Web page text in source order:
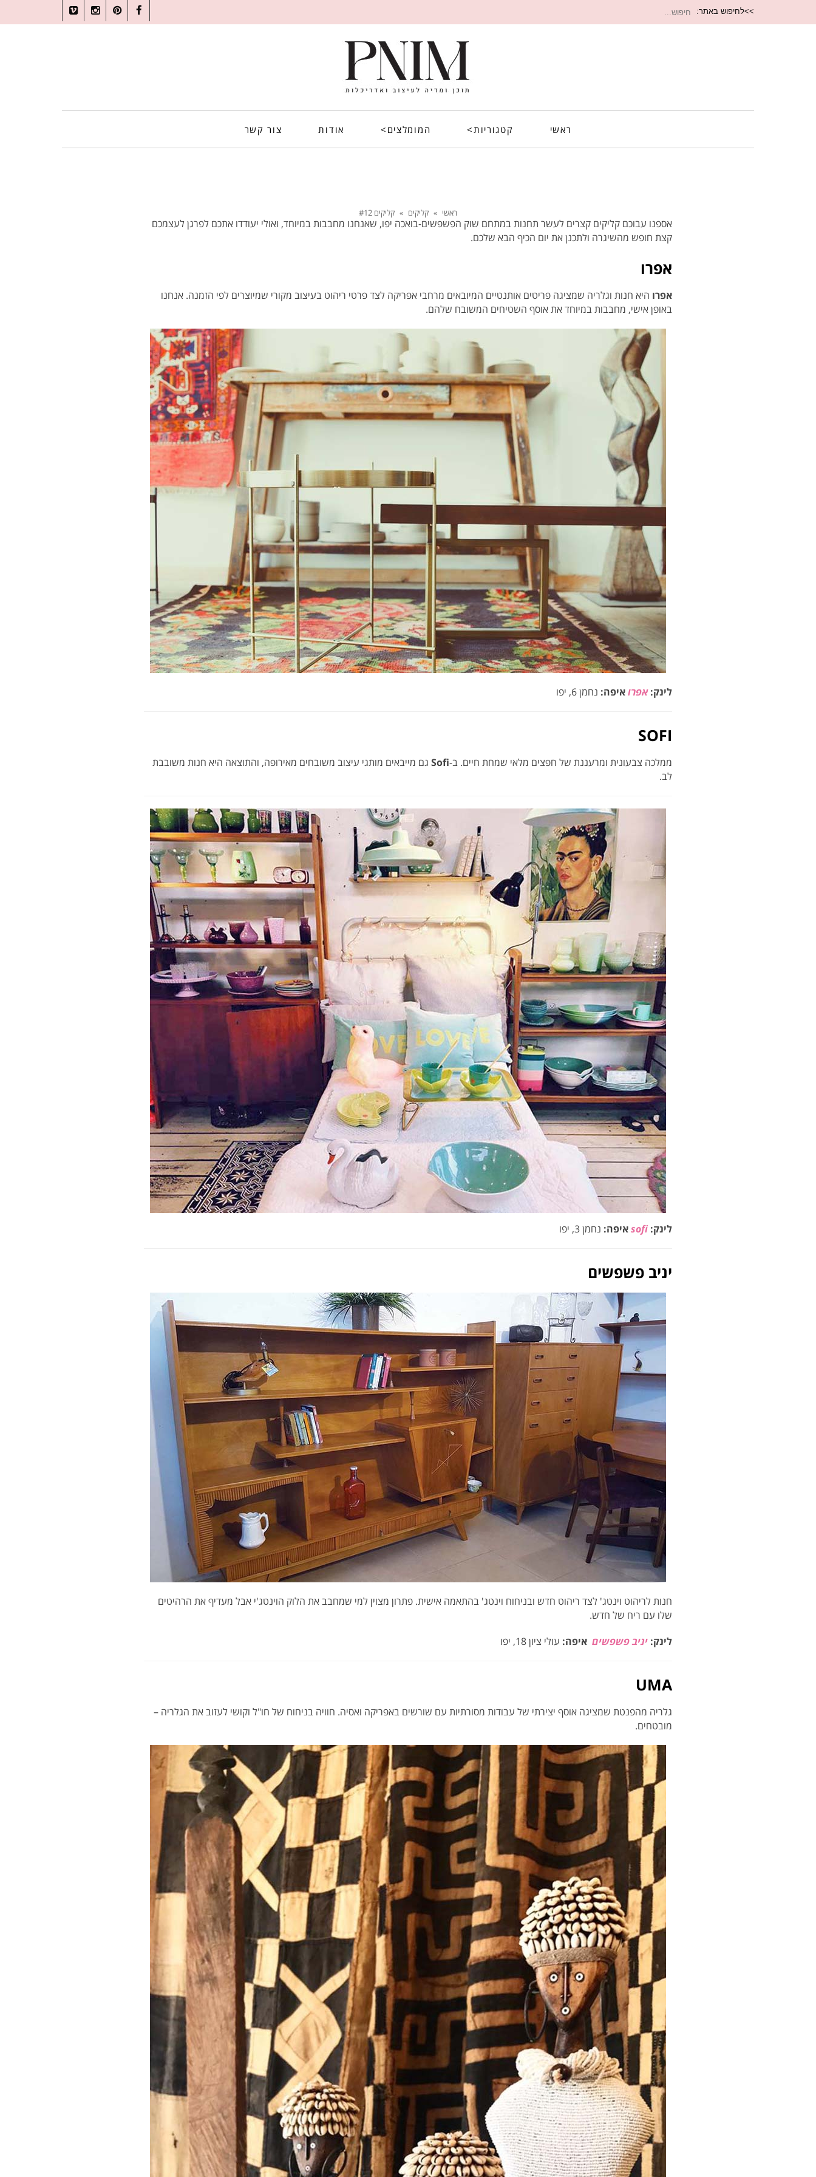
>>לחיפוש באתר: חיפוש
Facebook
Pinterest
Instagram
Vimeo
ראשי קטגוריות> המומלצים> אודות צור קשר
ראשי » קליקים » קליקים #12
אספנו עבוכם קליקים קצרים לעשר תחנות במתחם שוק הפשפשים-בואכה יפו, שאנחנו מחבבות במיוחד, ואולי יעודדו אתכם לפרגן לעצמכם
קצת חופש מהשיגרה ולתכנן את יום הכיף הבא שלכם.
אפרו
אפרו היא חנות וגלריה שמציגה פריטים אותנטיים המיובאים מרחבי אפריקה לצד פרטי ריהוט בעיצוב מקורי שמיוצרים לפי הזמנה. אנחנו
באופן אישי, מחבבות במיוחד את אוסף השטיחים המשובח שלהם.
לינק:אפרואיפה: נחמן 6, יפו
SOFI
ממלכה צבעונית ומרעננת של חפצים מלאי שמחת חיים. ב-Sofi גם מייבאים מותגי עיצוב משובחים מאירופה, והתוצאה היא חנות משובבת
לב.
לינק: sofiאיפה: נחמן 3, יפו
יניב פשפשים
חנות לריהוט וינטג' לצד ריהוט חדש ובניחוח וינטג' בהתאמה אישית. פתרון מצוין למי שמחבב את הלוק הוינטג'י אבל מעדיף את הרהיטים
שלו עם ריח של חדש.
לינק: יניב פשפשים איפה: עולי ציון 18, יפו
UMA
גלריה מהפנטת שמציגה אוסף יצירתי של עבודות מסורתיות עם שורשים באפריקה ואסיה. חוויה בניחוח של חו"ל וקושי לעזוב את הגלריה –
מובטחים.